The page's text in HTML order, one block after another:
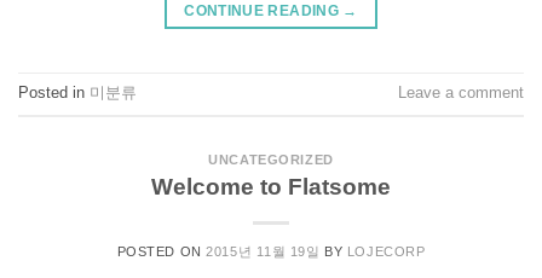
CONTINUE READING →
Posted in 미분류 Leave a comment
UNCATEGORIZED
Welcome to Flatsome
POSTED ON2015년 11월 19일 BY LOJECORP